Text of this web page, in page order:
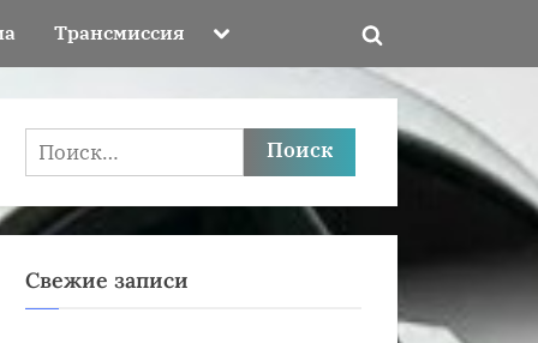
Трансмиссия Toggle
menu
Toggle
search
Найти:
Свежие записи